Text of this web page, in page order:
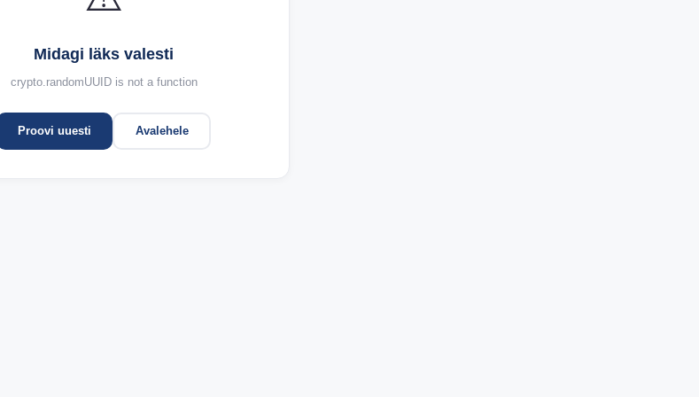
Midagi läks valesti
crypto.randomUUID is not a function
Proovi uuesti Avalehele